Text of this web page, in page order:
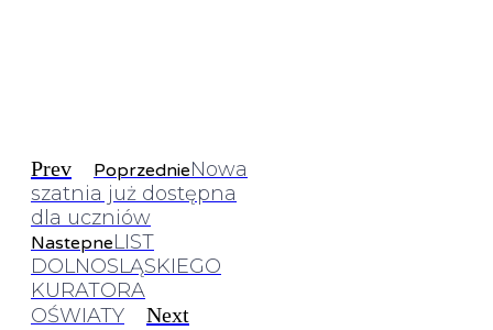
Prev PoprzednieNowa
szatnia już dostępna
dla uczniów
NastepneLIST
DOLNOSLĄSKIEGO
KURATORA
OŚWIATY
Next